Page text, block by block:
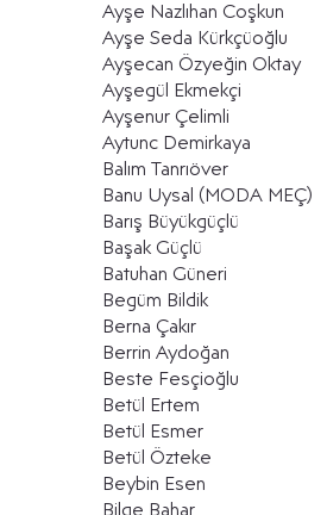
Ayşe Nazlıhan Coşkun
Ayşe Seda Kürkçüoğlu
Ayşecan Özyeğin Oktay
Ayşegül Ekmekçi
Ayşenur Çelimli
Aytunc Demirkaya
Balım Tanrıöver
Banu Uysal (MODA MEÇ)
Barış Büyükgüçlü
Başak Güçlü
Batuhan Güneri
Begüm Bildik
Berna Çakır
Berrin Aydoğan
Beste Fesçioğlu
Betül Ertem
Betül Esmer
Betül Özteke
Beybin Esen
Bilge Bahar